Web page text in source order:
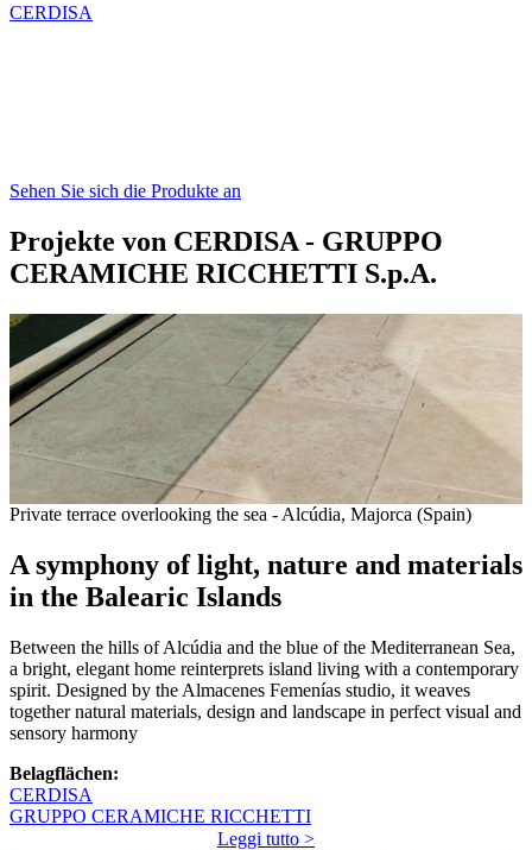
CERDISA
Sehen Sie sich die Produkte an
Projekte von CERDISA - GRUPPO
CERAMICHE RICCHETTI S.p.A.
Private terrace overlooking the sea - Alcúdia, Majorca (Spain)
A symphony of light, nature and materials
in the Balearic Islands
Between the hills of Alcúdia and the blue of the Mediterranean Sea,
a bright, elegant home reinterprets island living with a contemporary
spirit. Designed by the Almacenes Femenías studio, it weaves
together natural materials, design and landscape in perfect visual and
sensory harmony
Belagflächen:
CERDISA
GRUPPO CERAMICHE RICCHETTI
Leggi tutto >